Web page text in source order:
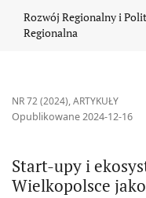
Rozwój Regionalny i
Regionalna
NR 72 (2024),ARTYKUŁY
Start-upy i
Wielkopolsce
Opublikowane 2024-12-16